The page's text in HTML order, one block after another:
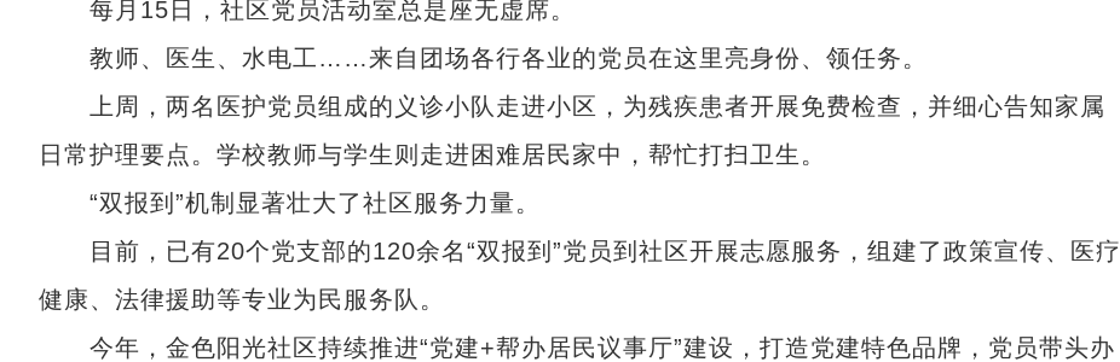
每月15日，社区党员活动室总是座无虚席。
教师、医生、水电工……来自团场各行各业的党员在这里亮身份、领任务。
上周，两名医护党员组成的义诊小队走进小区，为残疾患者开展免费检查，并细心告知家属
日常护理要点。学校教师与学生则走进困难居民家中，帮忙打扫卫生。
“双报到”机制显著壮大了社区服务力量。
目前，已有20个党支部的120余名“双报到”党员到社区开展志愿服务，组建了政策宣传、医疗
健康、法律援助等专业为民服务队。
今年，金色阳光社区持续推进“党建+帮办居民议事厅”建设，打造党建特色品牌，党员带头办